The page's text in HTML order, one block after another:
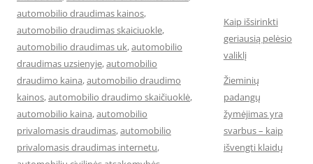
automobilio draudimas kainos,
automobilio draudimas skaiciuokle,
automobilio draudimas uk,automobilio
draudimas uzsienyje,automobilio
draudimo kaina,automobilio draudimo
kainos,automobilio draudimo skaičiuoklė,
automobilio kaina,automobilio
privalomasis draudimas,automobilio
privalomasis draudimas internetu,
Kaip išsirinkti
geriausią pelėsio
valiklį
Žieminių
padangų
žymėjimas yra
svarbus – kaip
išvengti klaidų